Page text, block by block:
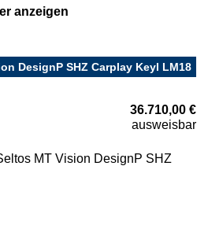
anzeigen
DesignP SHZ Carplay Keyl LM18
36.710,00 €
ausweisbar